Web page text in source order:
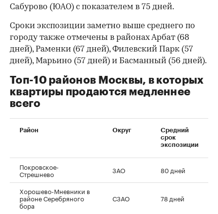
Сабурово (ЮАО) с показателем в 75 дней.
Сроки экспозиции заметно выше среднего по
городу также отмечены в районах Арбат (68
дней), Раменки (67 дней), Филевский Парк (57
дней), Марьино (57 дней) и Басманный (56 дней).
Топ-10 районов Москвы, в которых
квартиры продаются медленнее
всего
Район Округ
Средний
срок
экспозиции
Покровское-
Стрешнево ЗАО 80 дней
Хорошево-Мневники в
районе Серебряного
бора
СЗАО 78 дней